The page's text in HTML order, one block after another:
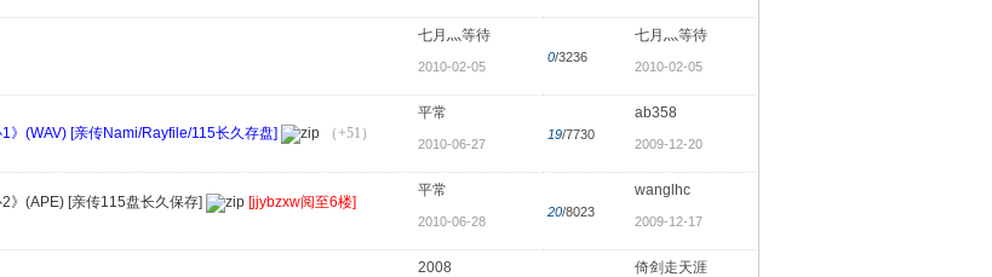
七月灬等待
2010-02-05
0/3236
七月灬等待
2010-02-05
》(WAV) [亲传Nami/Rayfile/115长久存盘] （+51）
平常
2010-06-27
19/7730
ab358
2009-12-20
》(APE) [亲传115盘长久保存]
[jjybzxw阅至6楼]
平常
2010-06-28
20/8023
wanglhc
2009-12-17
2008 倚剑走天涯